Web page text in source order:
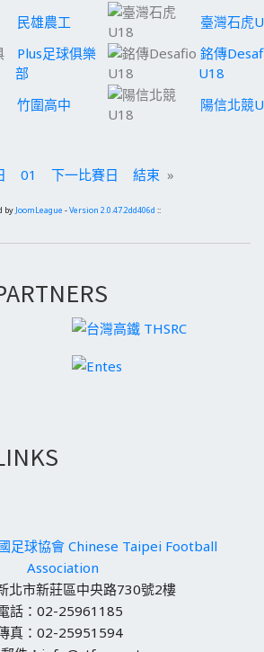
民雄農工 臺灣石虎
Plus足球俱樂
部
銘傳
U18
竹圍高中 陽信北競
01 下一比賽日 結束 »
by JoomLeague -Version 2.0.47.2dd406d ::
足球協會 Chinese Taipei Football
Association
北市新莊區中央路730號2樓
話：02-25961185
真：02-25951594